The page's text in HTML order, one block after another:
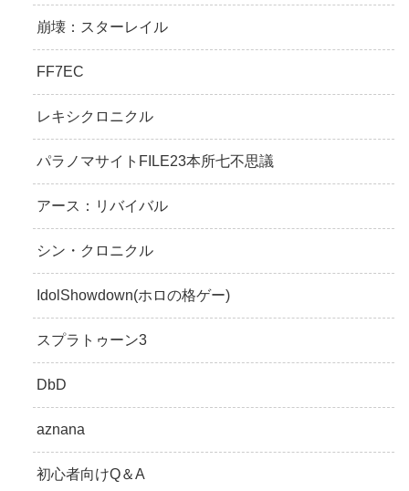
崩壊：スターレイル
FF7EC
レキシクロニクル
パラノマサイトFILE23本所七不思議
アース：リバイバル
シン・クロニクル
IdolShowdown(ホロの格ゲー)
スプラトゥーン3
DbD
aznana
初心者向けQ＆A